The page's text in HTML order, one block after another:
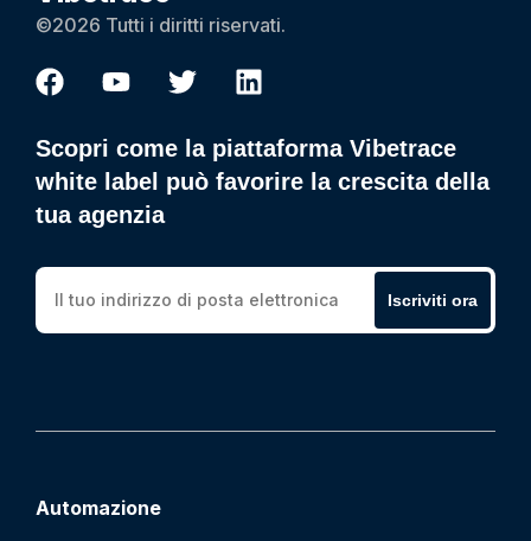
©2026 Tutti i diritti riservati.
Scopri come la piattaforma Vibetrace
white label può favorire la crescita della
tua agenzia
Iscriviti ora
Automazione